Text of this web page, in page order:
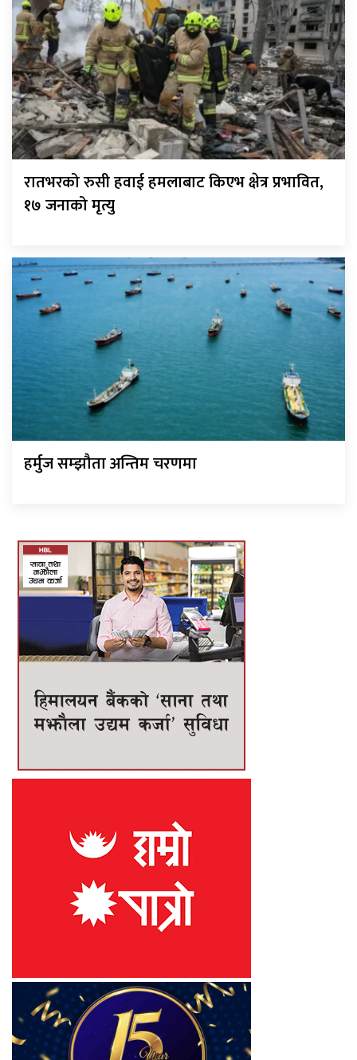
रातभरको रुसी हवाई हमलाबाट किएभ क्षेत्र प्रभावित,
१७ जनाको मृत्यु
हर्मुज सम्झौता अन्तिम चरणमा